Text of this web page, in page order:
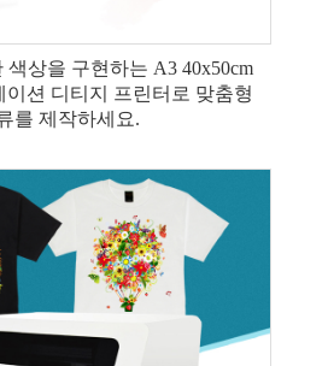
상을 구현하는 A3 40x50cm
이션 디티지 프린터로 맞춤형
를 제작하세요.